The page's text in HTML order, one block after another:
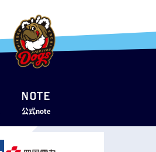
note
公式note